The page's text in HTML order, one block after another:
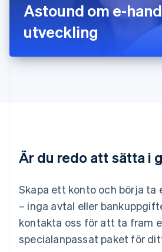
Astound om e-
utveckling
Är du redo att sätta i
Skapa ett konto och börja ta
– inga avtal eller
kontakta oss för att ta fram
specialanpassat paket för
Liechtenstein
Deutsch English
Litauen
Luxemburg
Nederländerna
Norge
English
Nya Zeeland
English
English